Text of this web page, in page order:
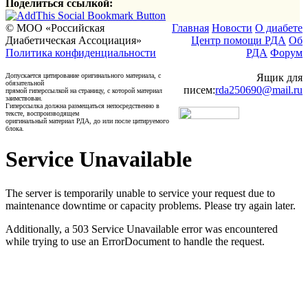
Поделиться ссылкой:
© МОО «Российская
Диабетическая Ассоциация»
Политика конфиденциальности
Допускается цитирование оригинального материала, с
обязательной
прямой гиперссылкой на страницу, с которой материал
заимствован.
Гиперссылка должна размещаться непосредственно в
тексте, воспроизводящем
оригинальный материал РДА, до или после цитируемого
блока.
Главная Новости О диабете
Центр помощи РДА Об
РДА Форум
Ящик для
писем:rda250690@mail.ru
Service Unavailable
The server is temporarily unable to service your request due to
maintenance downtime or capacity problems. Please try again later.
Additionally, a 503 Service Unavailable error was encountered
while trying to use an ErrorDocument to handle the request.